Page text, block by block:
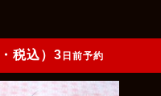
税込）3 日前予約